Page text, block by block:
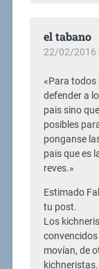
el tabano
22/02/2016
«Para todos
defender a
pais sino
posibles
ponganse
pais que es
reves.»
Estimado
tu post.
Los
convencidos
movían, de
kichneristas.